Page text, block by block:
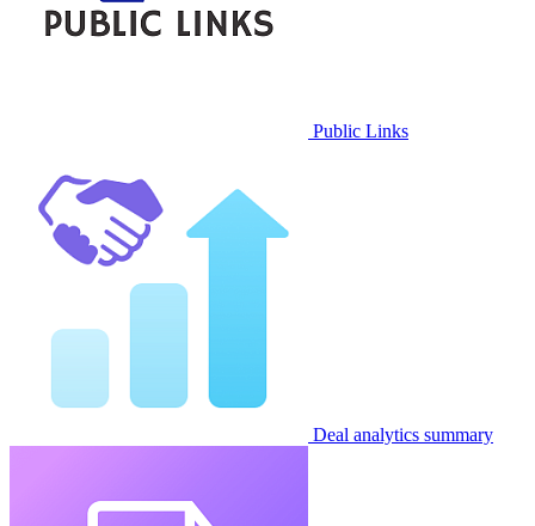
Public Links
Deal analytics summary